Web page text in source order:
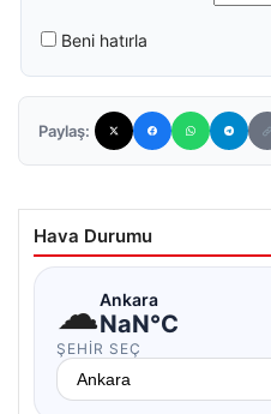
Beni hatırla
Paylaş:
Hava Durumu
☁Ankara
NaN°C
ŞEHIR SEÇ